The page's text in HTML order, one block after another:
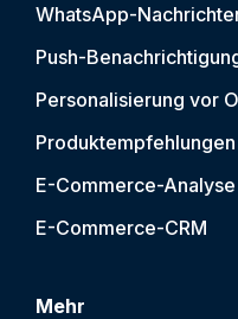
WhatsApp-
Push-
Personalisierung vor
Produktempfehlungen
E-Commerce-Analyse
E-Commerce-CRM
Mehr